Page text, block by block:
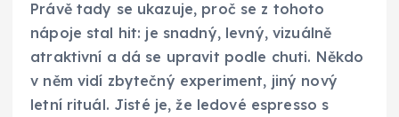
Právě tady se ukazuje, proč se z tohoto
nápoje stal hit: je snadný, levný, vizuálně
atraktivní a dá se upravit podle chuti. Někdo
v něm vidí zbytečný experiment, jiný nový
letní rituál. Jisté je, že ledové espresso s